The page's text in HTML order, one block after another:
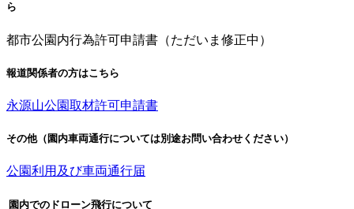
ら
都市公園内行為許可申請書（ただいま修正中）
報道関係者の方はこちら
永源山公園取材許可申請書
その他（園内車両通行については別途お問い合わせください）
公園利用及び車両通行届
園内でのドローン飛行について